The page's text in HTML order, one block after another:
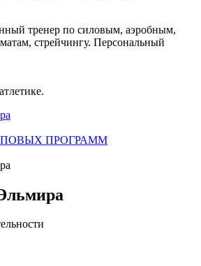
тренер по силовым, аэробным,
стрейчингу. Персональный
ПРОГРАММ